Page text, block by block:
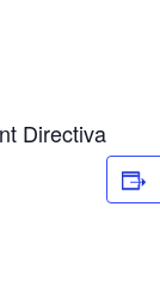
Directiva